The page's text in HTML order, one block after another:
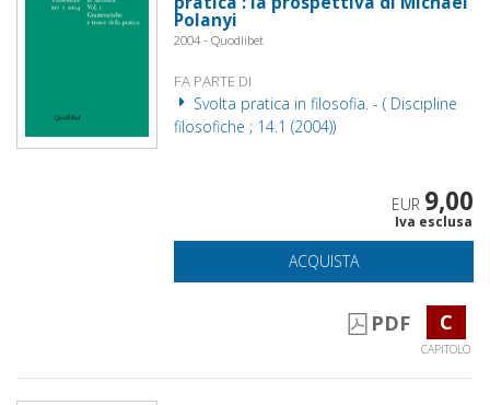
Polanyi
2004 - Quodlibet
FA PARTE DI
Svolta pratica in filosofia. - ( Discipline
filosofiche ; 14.1 (2004))
EUR 9,00
Iva esclusa
ACQUISTA
PDF C
CAPITOLO